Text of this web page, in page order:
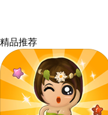
精品推荐